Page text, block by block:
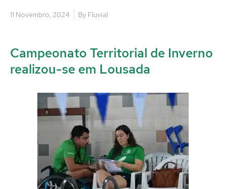
11 Novembro, 2024 By Fluvial
Campeonato Territorial de Inverno
realizou-se em Lousada